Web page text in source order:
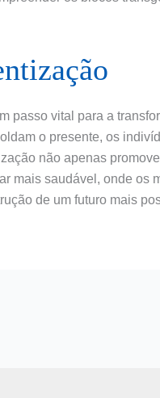
passo vital para a
o presente, os
não apenas
mais saudável, onde os
de um futuro mais